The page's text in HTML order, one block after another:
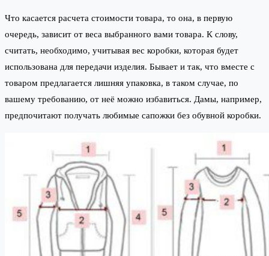
Что касается расчета стоимости товара, то она, в первую
очередь, зависит от веса выбранного вами товара. К слову,
считать, необходимо, учитывая вес коробки, которая будет
использована для передачи изделия. Бывает и так, что вместе с
товаром предлагается лишняя упаковка, в таком случае, по
вашему требованию, от неё можно избавиться. Дамы, например,
предпочитают получать любимые сапожки без обувной коробки.